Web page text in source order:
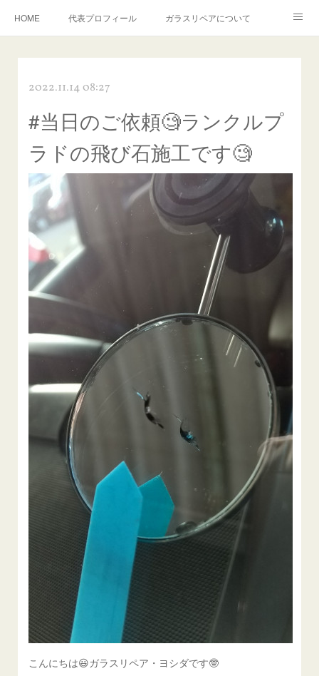
HOME 代表プロフィール ガラスリペアについて
飛び石施工料金について
当店へのアクセス 建築ガラスキズ取り・研磨・磨き
【プロ使用】フッ素系ガラストリートメント『アクアペル』
当店の良心的価格の理由について
欧州車モールの白サビやシミを落とす！
instagram記事 ガラスリペア施工価格
飛び石ひび割れでヒビ先が伸びた場合は？
2022.11.14 08:27
#当日のご依頼🧐ランクルプ
ラドの飛び石施工です🧐
こんにちは😃ガラスリペア・ヨシダです🤓